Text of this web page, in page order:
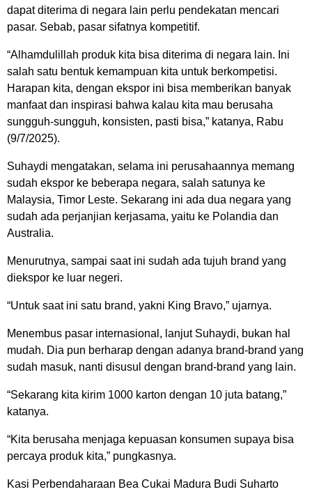
dapat diterima di negara lain perlu pendekatan mencari
pasar. Sebab, pasar sifatnya kompetitif.
“Alhamdulillah produk kita bisa diterima di negara lain. Ini
salah satu bentuk kemampuan kita untuk berkompetisi.
Harapan kita, dengan ekspor ini bisa memberikan banyak
manfaat dan inspirasi bahwa kalau kita mau berusaha
sungguh-sungguh, konsisten, pasti bisa,” katanya, Rabu
(9/7/2025).
Suhaydi mengatakan, selama ini perusahaannya memang
sudah ekspor ke beberapa negara, salah satunya ke
Malaysia, Timor Leste. Sekarang ini ada dua negara yang
sudah ada perjanjian kerjasama, yaitu ke Polandia dan
Australia.
Menurutnya, sampai saat ini sudah ada tujuh brand yang
diekspor ke luar negeri.
“Untuk saat ini satu brand, yakni King Bravo,” ujarnya.
Menembus pasar internasional, lanjut Suhaydi, bukan hal
mudah. Dia pun berharap dengan adanya brand-brand yang
sudah masuk, nanti disusul dengan brand-brand yang lain.
“Sekarang kita kirim 1000 karton dengan 10 juta batang,”
katanya.
“Kita berusaha menjaga kepuasan konsumen supaya bisa
percaya produk kita,” pungkasnya.
Kasi Perbendaharaan Bea Cukai Madura Budi Suharto